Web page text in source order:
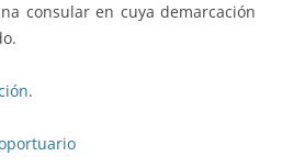
consular en cuya demarcación
.